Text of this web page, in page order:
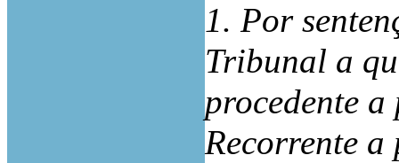
1. Por
Tribunal a
procedente a
Recorrente